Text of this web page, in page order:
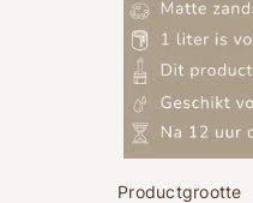
Productgrootte